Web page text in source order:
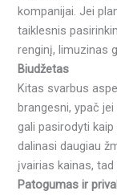
kompanijai. Jei
taiklesnis
renginį, limuzinas
Biudžetas
Kitas svarbus
brangesni, ypač
gali pasirodyti
dalinasi daugiau
įvairias kainas,
Patogumas ir